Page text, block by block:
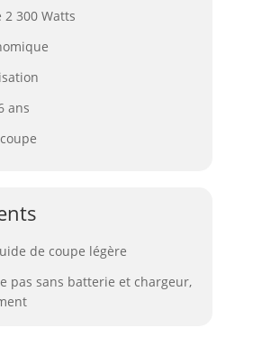
l'écosystème d'outils
300 Watts
ans
de coupe légère
pas sans batterie et chargeur,